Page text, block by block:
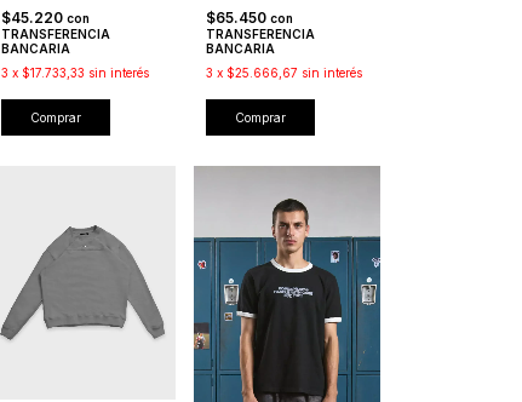
$45.220 con
TRANSFERENCIA
BANCARIA
3 x $17.733,33 sin interés
Comprar
$65.450 con
TRANSFERENCIA
BANCARIA
3 x $25.666,67 sin interés
Comprar